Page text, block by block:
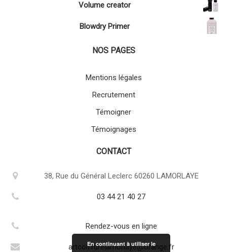
Volume creator
Blowdry Primer
NOS PAGES
Mentions légales
Recrutement
Témoigner
Témoignages
CONTACT
38, Rue du Général Leclerc 60260 LAMORLAYE
03 44 21 40 27
Rendez-vous en ligne
artcoiffurelamorlaye@orange.fr
En continuant à utiliser le